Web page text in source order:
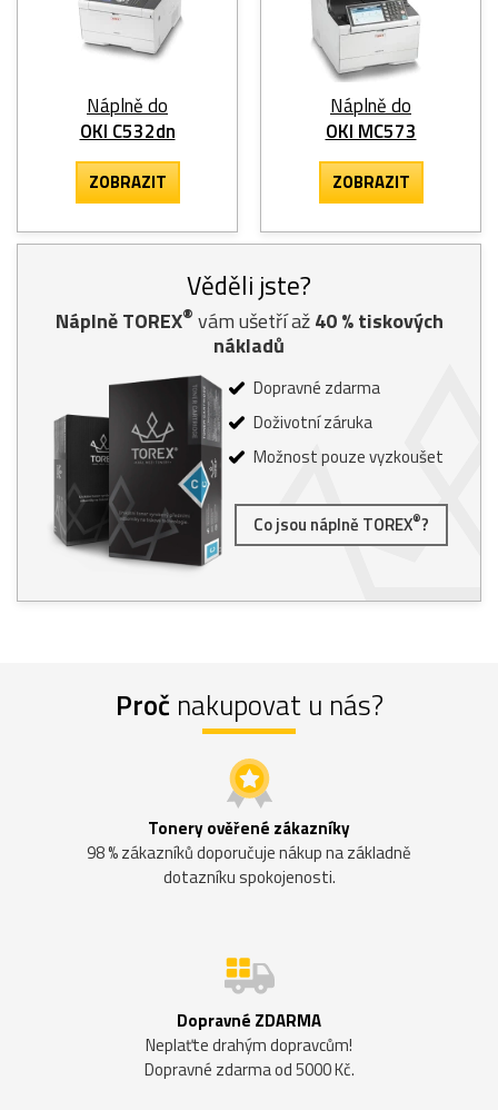
Náplně do
OKI C532dn
ZOBRAZIT
Náplně do
OKI MC573
ZOBRAZIT
Věděli jste?
Náplně TOREX® vám ušetří až40% tiskových
nákladů
Dopravné zdarma
Doživotní záruka
Možnost pouze vyzkoušet
Co jsou náplně TOREX®?
Proč nakupovat u nás?
Tonery ověřené zákazníky
98 % zákazníků doporučuje nákup na základně
dotazníku spokojenosti.
Dopravné ZDARMA
Neplaťte drahým dopravcům!
Dopravné zdarma od 5000 Kč.